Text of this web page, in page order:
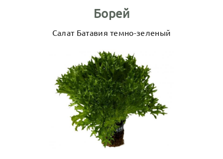
Борей
Салат Батавия темно-зеленый